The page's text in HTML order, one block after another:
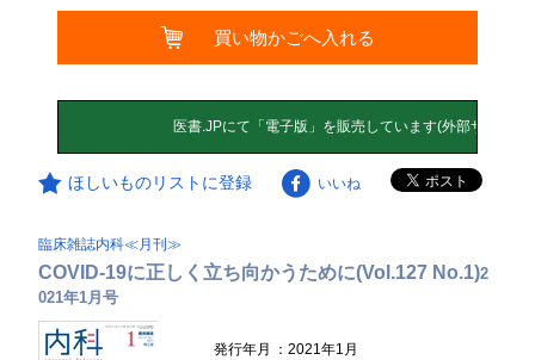
買い物かごへ入れる
ほしいものリストに登録 いいね
臨床雑誌内科≪月刊≫
COVID-19に正しく立ち向かうために(Vol.127 No.1)2
021年1月号
発行年月 ：2021年1月